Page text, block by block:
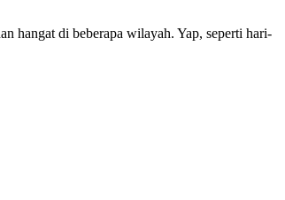
hangat di beberapa wilayah. Yap, seperti hari-